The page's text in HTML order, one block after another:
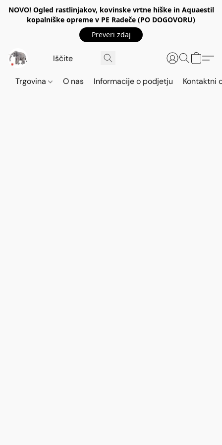
NOVO! Ogled rastlinjakov, kovinske vrtne hiške in Aquaestil
kopalniške opreme v PE Radeče (PO DOGOVORU)
Preveri zdaj
Trgovina O nas Informacije o podjetju Kontaktni